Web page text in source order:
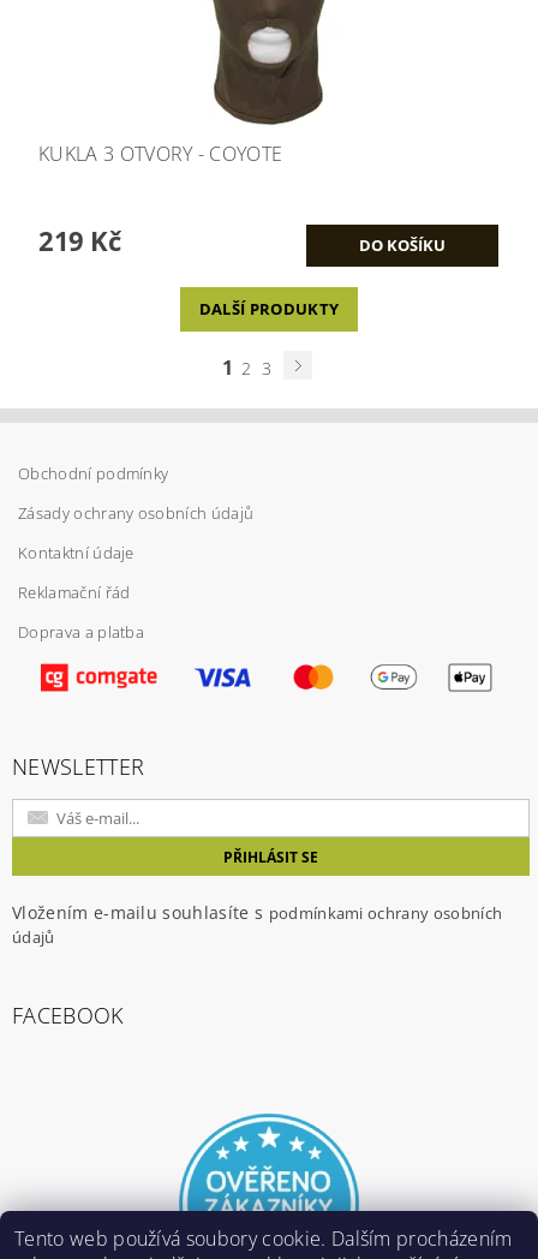
KUKLA 3 OTVORY - COYOTE
219 Kč
DALŠÍ PRODUKTY
1 2 3
Obchodní podmínky
Zásady ochrany osobních údajů
Kontaktní údaje
Reklamační řád
Doprava a platba
NEWSLETTER
Vložením e-mailu souhlasíte s podmínkami ochrany osobních
údajů
FACEBOOK
Tento web používá soubory cookie. Dalším procházením